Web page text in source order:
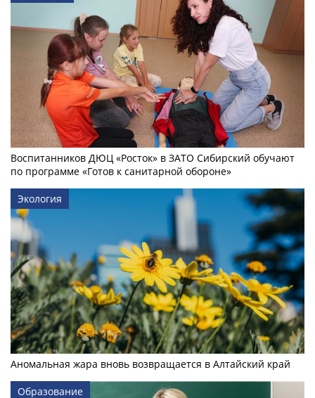
Воспитанников ДЮЦ «Росток» в ЗАТО Сибирский обучают
по программе «Готов к санитарной обороне»
Экология
Аномальная жара вновь возвращается в Алтайский край
Образование